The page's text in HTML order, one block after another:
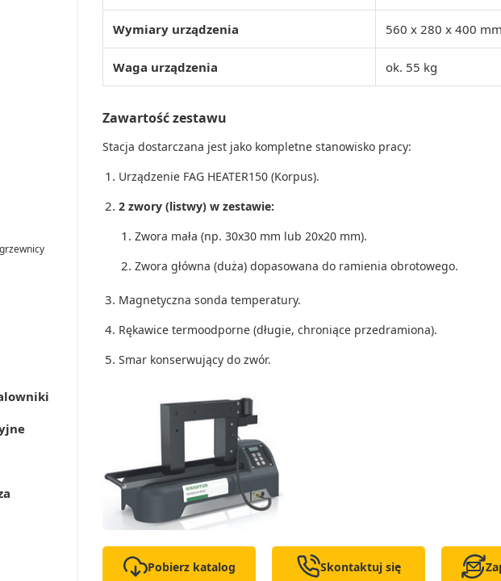
Wymiary urządzenia 560 x 280 x 400 mm
Waga urządzenia ok. 55 kg
Zawartość zestawu
Stacja dostarczana jest jako kompletne stanowisko pracy:
Urządzenie FAG HEATER150 (Korpus).
2 zwory (listwy) w zestawie:
Zwora mała (np. 30x30 mm lub 20x20 mm).
Zwora główna (duża) dopasowana do ramienia obrotowego.
Magnetyczna sonda temperatury.
Rękawice termoodporne (długie, chroniące przedramiona).
Smar konserwujący do zwór.
Pobierz katalog Skontaktuj się